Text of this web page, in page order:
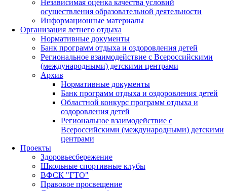
Независимая оценка качества условий
осуществления образовательной деятельности
Информационные материалы
Организация летнего отдыха
Нормативные документы
Банк программ отдыха и оздоровления детей
Региональное взаимодействие с Всероссийскими
(международными) детскими центрами
Архив
Нормативные документы
Банк программ отдыха и оздоровления детей
Областной конкурс программ отдыха и
оздоровления детей
Региональное взаимодействие с
Всероссийскими (международными) детскими
центрами
Проекты
Здоровьесбережение
Школьные спортивные клубы
ВФСК "ГТО"
Правовое просвещение